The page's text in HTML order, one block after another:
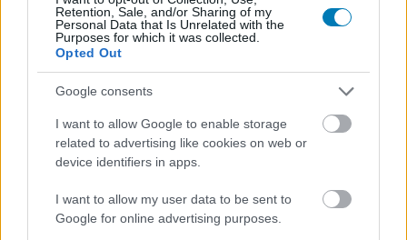
Retention, Sale, and/or Sharing of my
Personal Data that Is Unrelated with the
Purposes for which it was collected.
Opted Out
Google consents
I want to allow Google to enable storage
related to advertising like cookies on web or
device identifiers in apps.
I want to allow my user data to be sent to
Google for online advertising purposes.